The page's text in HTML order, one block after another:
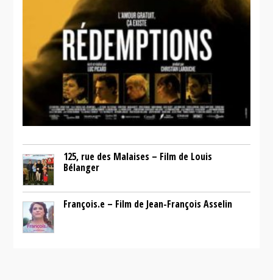
125, rue des Malaises – Film de Louis
Bélanger
François.e – Film de Jean-François Asselin